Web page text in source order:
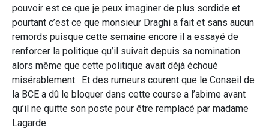
pouvoir est ce que je peux imaginer de plus sordide et
pourtant c’est ce que monsieur Draghi a fait et sans aucun
remords puisque cette semaine encore il a essayé de
renforcer la politique qu’il suivait depuis sa nomination
alors même que cette politique avait déjà échoué
misérablement. Et des rumeurs courent que le Conseil de
la BCE a dû le bloquer dans cette course a l’abime avant
qu’il ne quitte son poste pour être remplacé par madame
Lagarde.